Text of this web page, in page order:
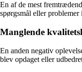
En af de mest
spørgsmål eller
Manglende
En anden negativ
blev opdaget eller